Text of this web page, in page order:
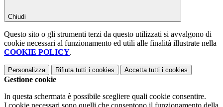
Chiudi
Questo sito o gli strumenti terzi da questo utilizzati si avvalgono di
cookie necessari al funzionamento ed utili alle finalità illustrate nella
COOKIE POLICY.
Personalizza Rifiuta tutti i cookies Accetta tutti i cookies
Gestione cookie
In questa schermata è possibile scegliere quali cookie consentire.
I cookie necessari sono quelli che consentono il funzionamento della